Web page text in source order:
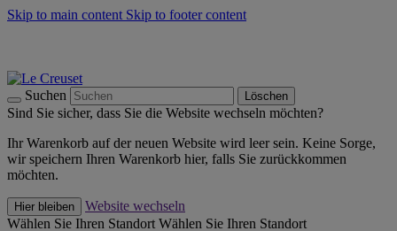
Skip to main content Skip to footer content
Suchen Löschen
Sind Sie sicher, dass Sie die Website wechseln möchten?
Ihr Warenkorb auf der neuen Website wird leer sein. Keine Sorge,
wir speichern Ihren Warenkorb hier, falls Sie zurückkommen
möchten.
Hier bleiben
Website wechseln
Wählen Sie Ihren Standort Wählen Sie Ihren Standort